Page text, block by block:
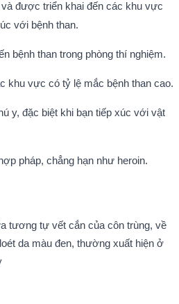
được triển khai đến các khu vực
với bệnh than.
bệnh than trong phòng thí nghiệm.
khu vực có tỷ lệ mắc bệnh than cao.
y, đặc biệt khi bạn tiếp xúc với vật
pháp, chẳng hạn như heroin.
tương tự vết cắn của côn trùng, về
da màu đen, thường xuất hiện ở